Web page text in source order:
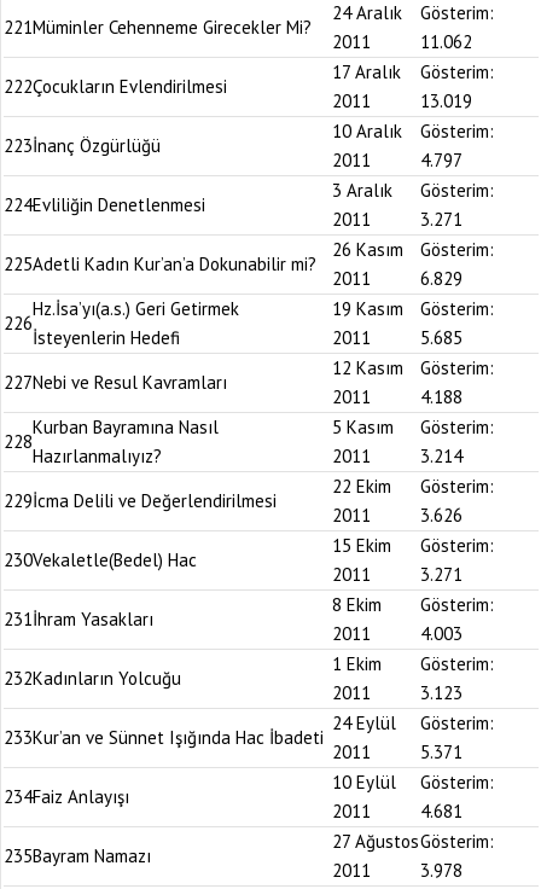
221Müminler Cehenneme Girecekler Mi?
24 Aralık
2011
Gösterim:
11.062
222Çocukların Evlendirilmesi
17 Aralık
2011
Gösterim:
13.019
223İnanç Özgürlüğü
10 Aralık
2011
Gösterim:
4.797
224Evliliğin Denetlenmesi
3 Aralık
2011
Gösterim:
3.271
225Adetli Kadın Kur’an’a Dokunabilir mi?
26 Kasım
2011
Gösterim:
6.829
226
Hz.İsa’yı(a.s.) Geri Getirmek
İsteyenlerin Hedefi
19 Kasım
2011
Gösterim:
5.685
227Nebi ve Resul Kavramları
12 Kasım
2011
Gösterim:
4.188
228
Kurban Bayramına Nasıl
Hazırlanmalıyız?
5 Kasım
2011
Gösterim:
3.214
229İcma Delili ve Değerlendirilmesi
22 Ekim
2011
Gösterim:
3.626
230Vekaletle(Bedel) Hac
15 Ekim
2011
Gösterim:
3.271
231İhram Yasakları
8 Ekim
2011
Gösterim:
4.003
232Kadınların Yolcuğu
1 Ekim
2011
Gösterim:
3.123
233Kur’an ve Sünnet Işığında Hac İbadeti
24 Eylül
2011
Gösterim:
5.371
234Faiz Anlayışı
10 Eylül
2011
Gösterim:
4.681
235Bayram Namazı
27 Ağustos
2011
Gösterim:
3.978